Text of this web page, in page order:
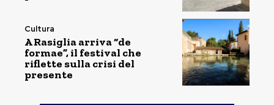
Cultura
A Rasiglia arriva “de
formae”, il festival che
riflette sulla crisi del
presente